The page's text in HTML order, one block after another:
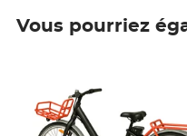
Vous pourriez